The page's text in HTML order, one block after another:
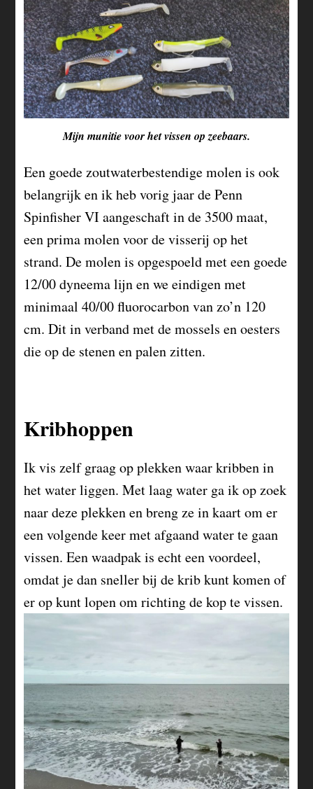
Mijn munitie voor het vissen op zeebaars.
Een goede zoutwaterbestendige molen is ook
belangrijk en ik heb vorig jaar de Penn
Spinfisher VI aangeschaft in de 3500 maat,
een prima molen voor de visserij op het
strand. De molen is opgespoeld met een goede
12/00 dyneema lijn en we eindigen met
minimaal 40/00 fluorocarbon van zo’n 120
cm. Dit in verband met de mossels en oesters
die op de stenen en palen zitten.
Kribhoppen
Ik vis zelf graag op plekken waar kribben in
het water liggen. Met laag water ga ik op zoek
naar deze plekken en breng ze in kaart om er
een volgende keer met afgaand water te gaan
vissen. Een waadpak is echt een voordeel,
omdat je dan sneller bij de krib kunt komen of
er op kunt lopen om richting de kop te vissen.